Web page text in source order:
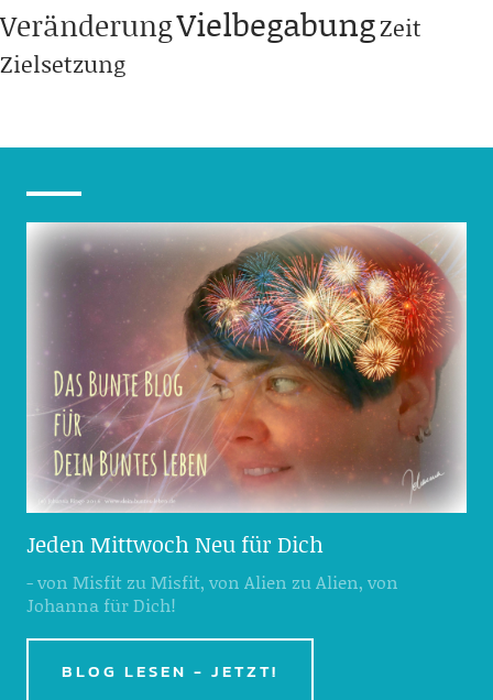
VeränderungVielbegabungZeit
Zielsetzung
Jeden Mittwoch Neu für Dich
- von Misfit zu Misfit, von Alien zu Alien, von
Johanna für Dich!
BLOG LESEN - JETZT!